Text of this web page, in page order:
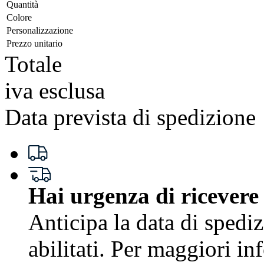
Quantità
Colore
Personalizzazione
Prezzo unitario
Totale
iva esclusa
Data prevista di spedizione
Hai urgenza di ricevere
Anticipa la data di
abilitati. Per maggiori